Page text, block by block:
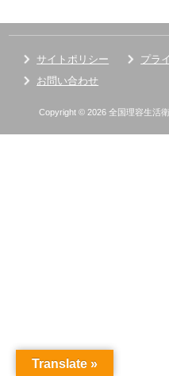
サイトポリシー プラ
お問い合わせ
Copyright © 2026 全国理容生活
Translate »